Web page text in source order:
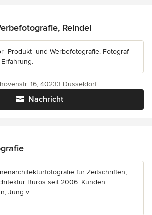
Reindel
Produkt- und Werbefotografie. Fotograf
Nachricht
16, 40233 Düsseldorf
für Zeitschriften,
Büros seit 2006. Kunden:
Jung v...